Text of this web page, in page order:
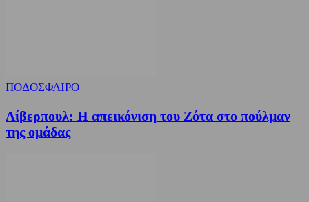
ΠΟΔΟΣΦΑΙΡΟ
Λίβερπουλ: Η απεικόνιση του Ζότα στο πούλμαν
της ομάδας